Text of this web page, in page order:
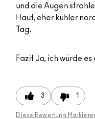
und die Augen
Haut, eher kühler
Tag.
Fazit Ja, ich würde
3 1
Diese Bewertung